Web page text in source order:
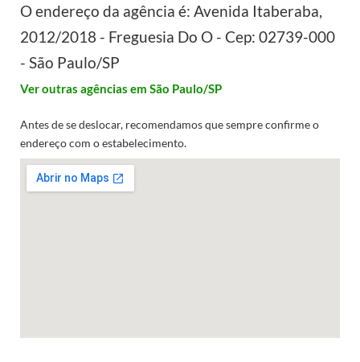
O endereço da agência é: Avenida Itaberaba,
2012/2018 - Freguesia Do O - Cep: 02739-000
- São Paulo/SP
Ver outras agências em São Paulo/SP
Antes de se deslocar, recomendamos que sempre confirme o
endereço com o estabelecimento.